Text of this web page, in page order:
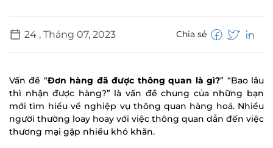
24 , Tháng 07, 2023 Chia sẻ
Vấn đề “Đơn hàng đã được thông quan là gì?” “Bao lâu
thì nhận được hàng?” là vấn đề chung của những bạn
mới tìm hiểu về nghiệp vụ thông quan hàng hoá. Nhiều
người thường loay hoay với việc thông quan dẫn đến việc
thương mại gặp nhiều khó khăn.